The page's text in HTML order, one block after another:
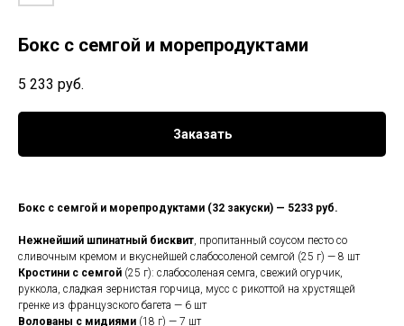
Бокс с семгой и морепродуктами
5 233 руб.
Заказать
Бокс с семгой и морепродуктами (32 закуски) — 5233 руб.
Нежнейший шпинатный бисквит, пропитанный соусом песто со
сливочным кремом и вкуснейшей слабосоленой семгой (25 г) — 8 шт
Кростини с семгой (25 г): слабосоленая семга, свежий огурчик,
руккола, сладкая зернистая горчица, мусс с рикоттой на хрустящей
гренке из французского багета — 6 шт
Волованы с мидиями (18 г) — 7 шт